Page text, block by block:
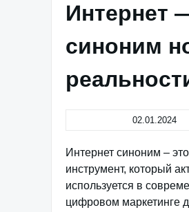
Интернет
синоним
02.01.2024
Интернет синоним – это
инструмент, который
используется в
цифровом маркетинге